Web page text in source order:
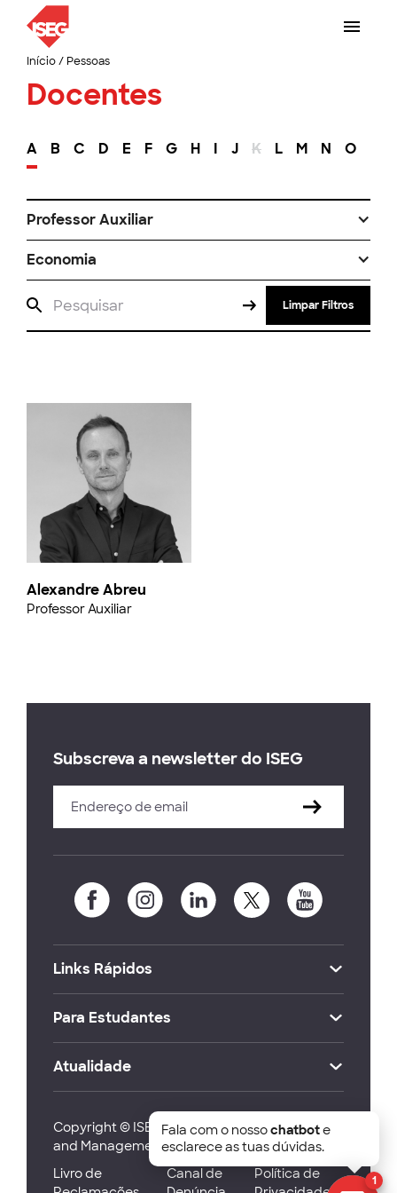
Início/ Pessoas
Docentes
A B C D E F G H I J K L M N O
Professor Auxiliar
Economia
Limpar Filtros
Alexandre Abreu
Professor Auxiliar
Subscreva a newsletter do ISEG
Links Rápidos
Para Estudantes
Atualidade
Copyright © ISEG Lisbon School of Economics
and Management 2026
Livro de
Canal de
Política de
1
Fala com o nossochatbote
esclarece as tuas dúvidas.